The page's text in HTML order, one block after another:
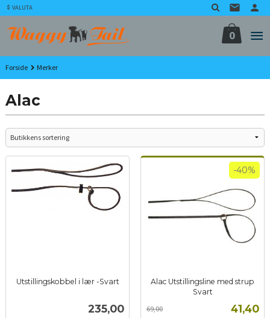
Gå
til
innholdet
VALUTA
0
Forside Merker
Alac
Utstillingskobbel i lær -Svart
Pris
235,00
Alac Utstillingsline med strup
Svart
Tilbud
41,40
69,00
-40%
mva.